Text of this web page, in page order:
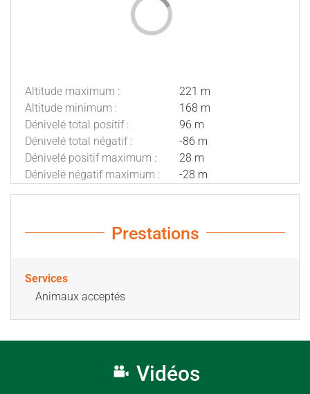
Altitude maximum :
221 m
Altitude minimum :
168 m
Dénivelé total positif :
96 m
Dénivelé total négatif :
-86 m
Dénivelé positif maximum :
28 m
Dénivelé négatif maximum :
-28 m
Prestations
Services
Animaux acceptés
Vidéos